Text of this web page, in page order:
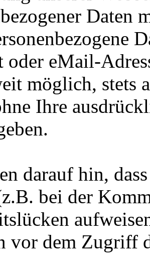
Daten
eMail-
möglich, stets
Ihre
darauf hin,
bei der
vor dem Zugriff